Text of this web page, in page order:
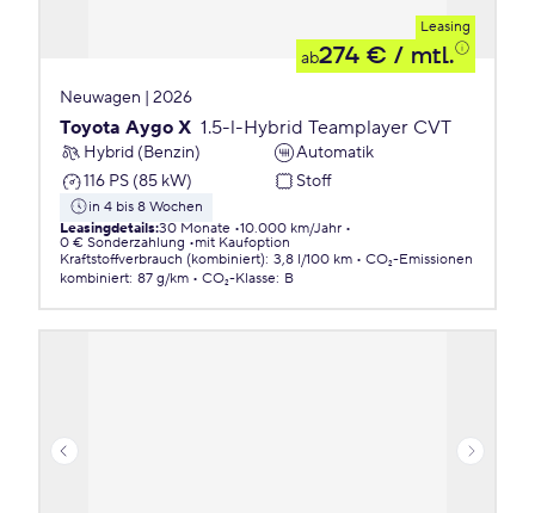
Leasing
ab274 € / mtl.
Neuwagen | 2026
Toyota Aygo X 1.5-l-Hybrid Teamplayer CVT
Hybrid (Benzin)
Automatik
116 PS (85 kW)
Stoff
in 4 bis 8 Wochen
Leasingdetails:30 Monate 10.000 km/Jahr
0 € Sonderzahlung
mit Kaufoption
Kraftstoffverbrauch (kombiniert): 3,8 l/100 km
CO₂-Emissionen
kombiniert: 87 g/km CO₂-Klasse: B